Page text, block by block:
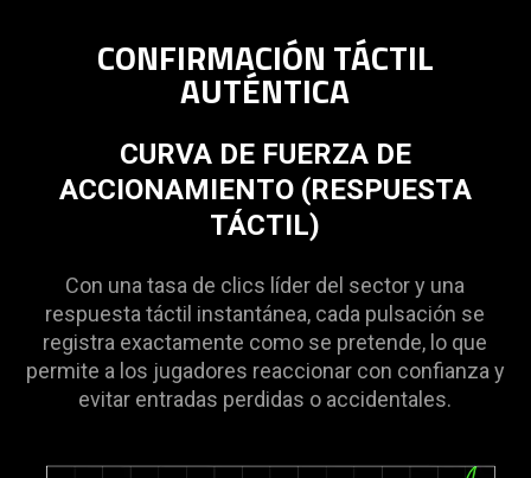
CONFIRMACIÓN TÁCTIL
AUTÉNTICA
CURVA DE FUERZA DE
ACCIONAMIENTO (RESPUESTA
TÁCTIL)
Con una tasa de clics líder del sector y una
respuesta táctil instantánea, cada pulsación se
registra exactamente como se pretende, lo que
permite a los jugadores reaccionar con confianza y
evitar entradas perdidas o accidentales.